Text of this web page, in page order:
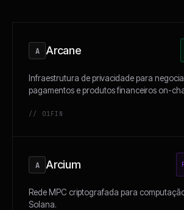
A Arcane
Infraestrutura de privacidade para
pagamentos e produtos financeiros on-
// 01FIN
A Arcium
Rede MPC criptografada para
Solana.